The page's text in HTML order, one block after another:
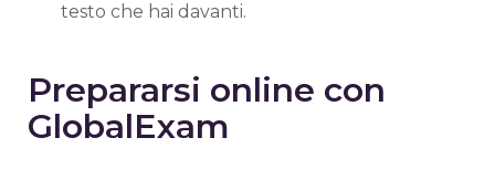
testo che hai davanti.
Prepararsi online con
GlobalExam